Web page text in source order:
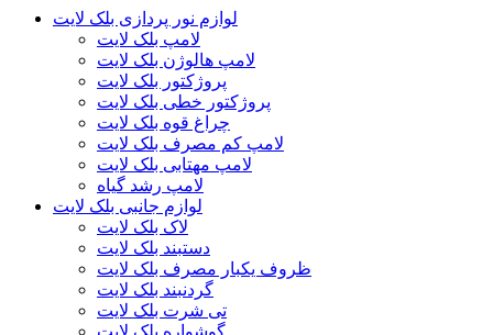
لوازم نور پردازی بلک لایت
لامپ بلک لایت
لامپ هالوژن بلک لایت
پروژکتور بلک لایت
پروژکتور خطی بلک لایت
چراغ قوه بلک لایت
لامپ کم مصرف بلک لایت
لامپ مهتابی بلک لایت
لامپ رشد گیاه
لوازم جانبی بلک لایت
لاک بلک لایت
دستبند بلک لایت
ظروف یکبار مصرف بلک لایت
گردنبند بلک لایت
تی شرت بلک لایت
گوشواره بلک لایت